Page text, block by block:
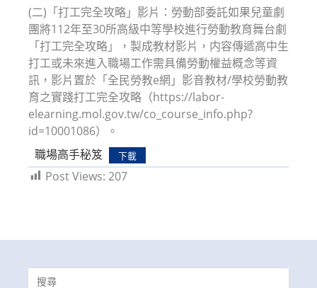
(二)「打工完全攻略」影片：勞動部委託如果兒童劇
團將112年至30所高級中等學校進行勞動教育舞台劇
「打工完全攻略」，製成教材影片，内容傳遞高中生
打工或未來進入職場工作需具備勞動權益概念等資
訊，影片置於「全民勞教e網」影音教材/學校勞動教
育之實踐打工完全攻略（https://labor-
elearning.mol.gov.tw/co_course_info.php?
id=10001086）。
職場高手秘笈
下載
Post Views: 207
Search